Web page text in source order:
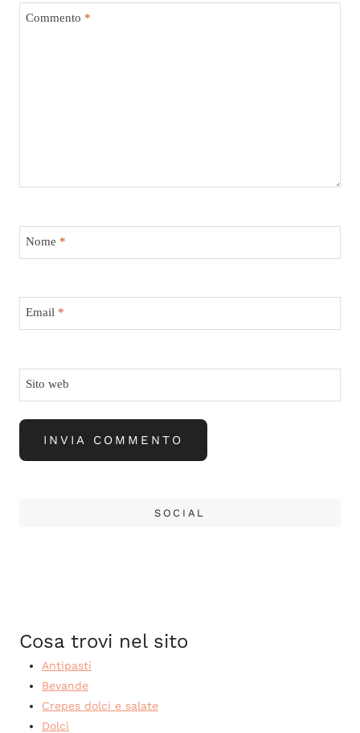
Commento *
Nome *
Email *
Sito web
SOCIAL
Cosa trovi nel sito
Antipasti
Bevande
Crepes dolci e salate
Dolci